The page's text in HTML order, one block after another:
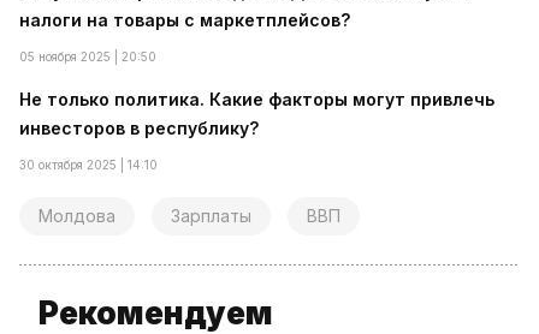
налоги на товары с маркетплейсов?
05 ноября 2025 | 20:50
Не только политика. Какие факторы могут привлечь
инвесторов в республику?
30 октября 2025 | 14:10
Молдова Зарплаты ВВП
Рекомендуем